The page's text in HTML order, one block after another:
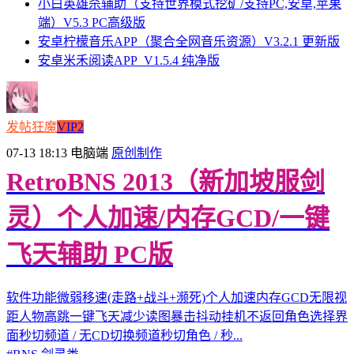
小白英雄杀辅助（支持世界模式挖矿/支持PC,安卓,苹果
端）V5.3 PC高级版
安卓柠檬音乐APP（聚合全网音乐资源）V3.2.1 更新版
安卓米禾阅读APP_V1.5.4 纯净版
发帖狂魔VIP2
07-13 18:13 电脑端 原创制作
RetroBNS 2013（新加坡服剑
灵）个人加速/内存GCD/一键
飞天辅助 PC版
软件功能微弱移速(走路+战斗+濒死)个人加速内存GCD无限视
距人物高跳一键飞天减少读图暴击抖动挂机不返回角色选择界
面秒切频道 / 无CD切换频道秒切角色 / 秒...